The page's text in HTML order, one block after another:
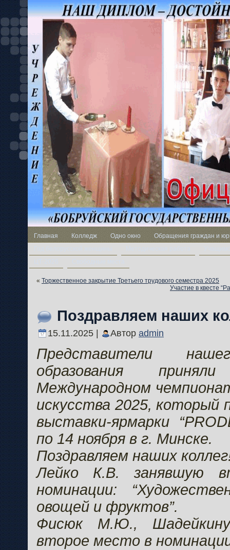
Главная Колледж Одно окно
Обращения граждан и
« Торжественное закрытие Третьего трудового семестра 2025
Участие в квесте
Поздравляем наших
15.11.2025 | Автор admin
Представители
образования
Международном
искусства 2025, который
выставки-ярмарки
по 14 ноября в г. Минске.
Поздравляем наших
Лейко К.В. занявшую
номинации:
овощей и фруктов”.
Фисюк М.Ю.,
второе место в